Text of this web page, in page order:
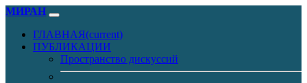
МИРАН
ГЛАВНАЯ(current)
ПУБЛИКАЦИИ
Пространство дискуссий